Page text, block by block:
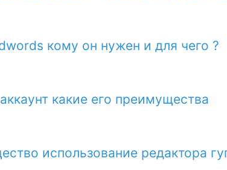
кому он нужен и для чего ?
какие его преимущества
использование редактора